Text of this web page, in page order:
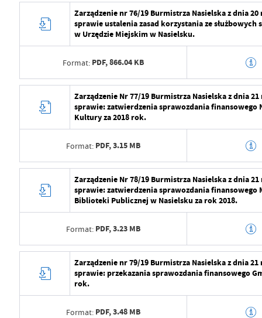
Ostatnio zaktualizował Radosław
Wytworzył Radosław
Data ostatniej aktualizacji 2024-08-01
Ostatnio zaktualizował
Zarządzenie nr 76/19 Burmistrza Nasielska z dnia
sprawie ustalenia zasad korzystania ze
w Urzędzie Miejskim w Nasielsku.
Format: PDF,866.04 KB
Wytworzył Radosław
Data ostatniej aktualizacji 2024-08-01
Ostatnio zaktualizował Radosław
Zarządzenie Nr 77/19 Burmistrza Nasielska z dnia
sprawie: zatwierdzenia sprawozdania finansowego
Kultury za 2018 rok.
Format: PDF,3.15 MB
Wytworzył Radosław
Data ostatniej aktualizacji 2024-08-01
Ostatnio zaktualizował
Zarządzenie Nr 78/19 Burmistrza Nasielska z dnia
sprawie: zatwierdzenia sprawozdania finansowego
Biblioteki Publicznej w Nasielsku za rok 2018.
Format: PDF,3.23 MB
Wytworzył Radosław
Zarządzenie nr 79/19 Burmistrza Nasielska z dnia
sprawie: przekazania sprawozdania finansowego
rok.
Format: PDF,3.48 MB